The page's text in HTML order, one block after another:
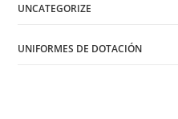
UNCATEGORIZE
UNIFORMES DE DOTACIÓN